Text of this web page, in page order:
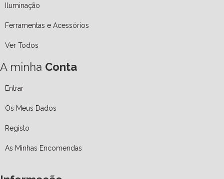
Iluminação
Ferramentas e Acessórios
Ver Todos
A minha Conta
Entrar
Os Meus Dados
Registo
As Minhas Encomendas